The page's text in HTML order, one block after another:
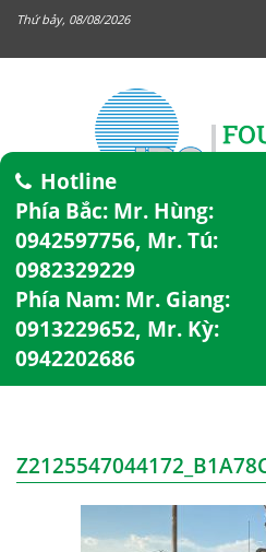
Thứ bảy, 08/08/2026
Hotline
Phía Bắc: Mr. Hùng:
0942597756, Mr. Tú:
0982329229
Phía Nam: Mr. Giang:
0913229652, Mr. Kỳ:
0942202686